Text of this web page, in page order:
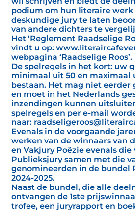
podium om hun literaire werk
deskundige jury te laten
van andere dichters te
Het ‘Reglement Raadselige
vindt u op:
webpagina ‘Raadselige Roos’.
De spelregels in het kort: uw
minimaal uit 50 en maximaal
bestaan. Het mag niet eerder
en moet in het Nederlands
inzendingen kunnen
spelregels en per e-mail
naar:
Evenals in de voorgaande
werken van de winnaars van
en Vakjury Poëzie evenals die
Publieksjury samen met die
genomineerden in de bundel
2024-2025.
Naast de bundel, die alle
ontvangen de 1ste
trofee, een juryrapport en